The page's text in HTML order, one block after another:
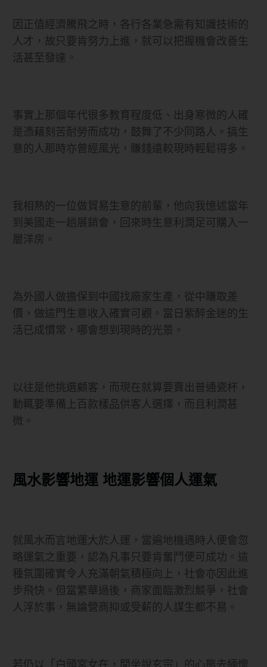
因正值經濟騰飛之時，各行各業急需有知識技術的
人才，故只要肯努力上進，就可以把握機會改善生
活甚至發達。
事實上那個年代很多教育程度低、出身寒微的人確
是憑藉刻苦耐勞而成功，鼓舞了不少同路人。搞生
意的人那時亦曾經風光，賺錢遠較現時輕鬆得多。
我相熟的一位做貿易生意的前輩，他向我憶述當年
到美國走一趟展銷會，回來時生意利潤足可購入一
層洋房。
為外國人做擔保到中國找廠家生產，從中賺取差
價，做這門生意收入確實可觀。當日紫醉金迷的生
活已成慣常，哪會想到現時的光景。
以往是他挑選顧客，而現在就算要賣出普通瓷杯，
動輒要準備上百款樣品供客人選擇，而且利潤甚
微。
風水影響地運 地運影響個人運氣
就風水而言地運大於人運，當遍地機遇時人便會忽
略運氣之重要，認為凡事只要肯奮鬥便可成功。這
種氛圍確實令人充滿朝氣積極向上，社會亦因此進
步飛快。但當繁華過後，商家面臨激烈競爭，社會
人浮於事，無論營商抑或受薪的人謀生都不易。
若仍以「白頭宮女在，閒坐說玄宗」的心態去緬懷